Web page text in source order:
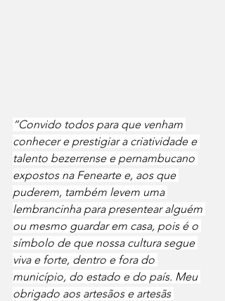
“Convido todos para que venham
conhecer e prestigiar a criatividade e
talento bezerrense e pernambucano
expostos na Fenearte e, aos que
puderem, também levem uma
lembrancinha para presentear alguém
ou mesmo guardar em casa, pois é o
símbolo de que nossa cultura segue
viva e forte, dentro e fora do
município, do estado e do país. Meu
obrigado aos artesãos e artesãs